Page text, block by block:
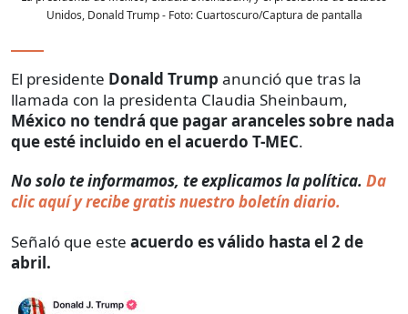
Unidos, Donald Trump- Foto:Cuartoscuro/Captura de pantalla
El presidente Donald Trump anunció que tras la
llamada con la presidenta Claudia Sheinbaum,
México no tendrá que pagar aranceles sobre nada
que esté incluido en el acuerdo T-MEC.
No solo te informamos, te explicamos la política. Da
clic aquí y recibe gratis nuestro boletín diario.
Señaló que este acuerdo es válido hasta el 2 de
abril.